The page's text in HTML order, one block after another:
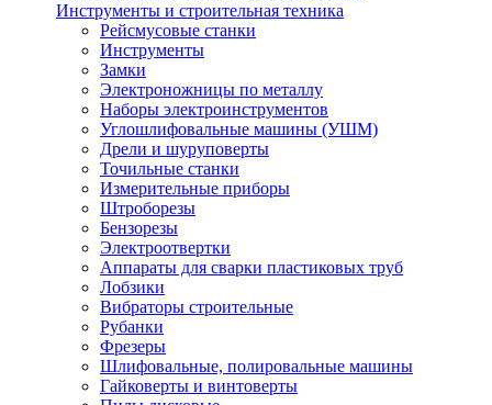
Инструменты и строительная техника
Рейсмусовые станки
Инструменты
Замки
Электроножницы по металлу
Наборы электроинструментов
Углошлифовальные машины (УШМ)
Дрели и шуруповерты
Точильные станки
Измерительные приборы
Штроборезы
Бензорезы
Электроотвертки
Аппараты для сварки пластиковых труб
Лобзики
Вибраторы строительные
Рубанки
Фрезеры
Шлифовальные, полировальные машины
Гайковерты и винтоверты